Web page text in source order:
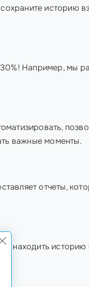
историю
Например, мы
важные моменты.
отчеты,
находить